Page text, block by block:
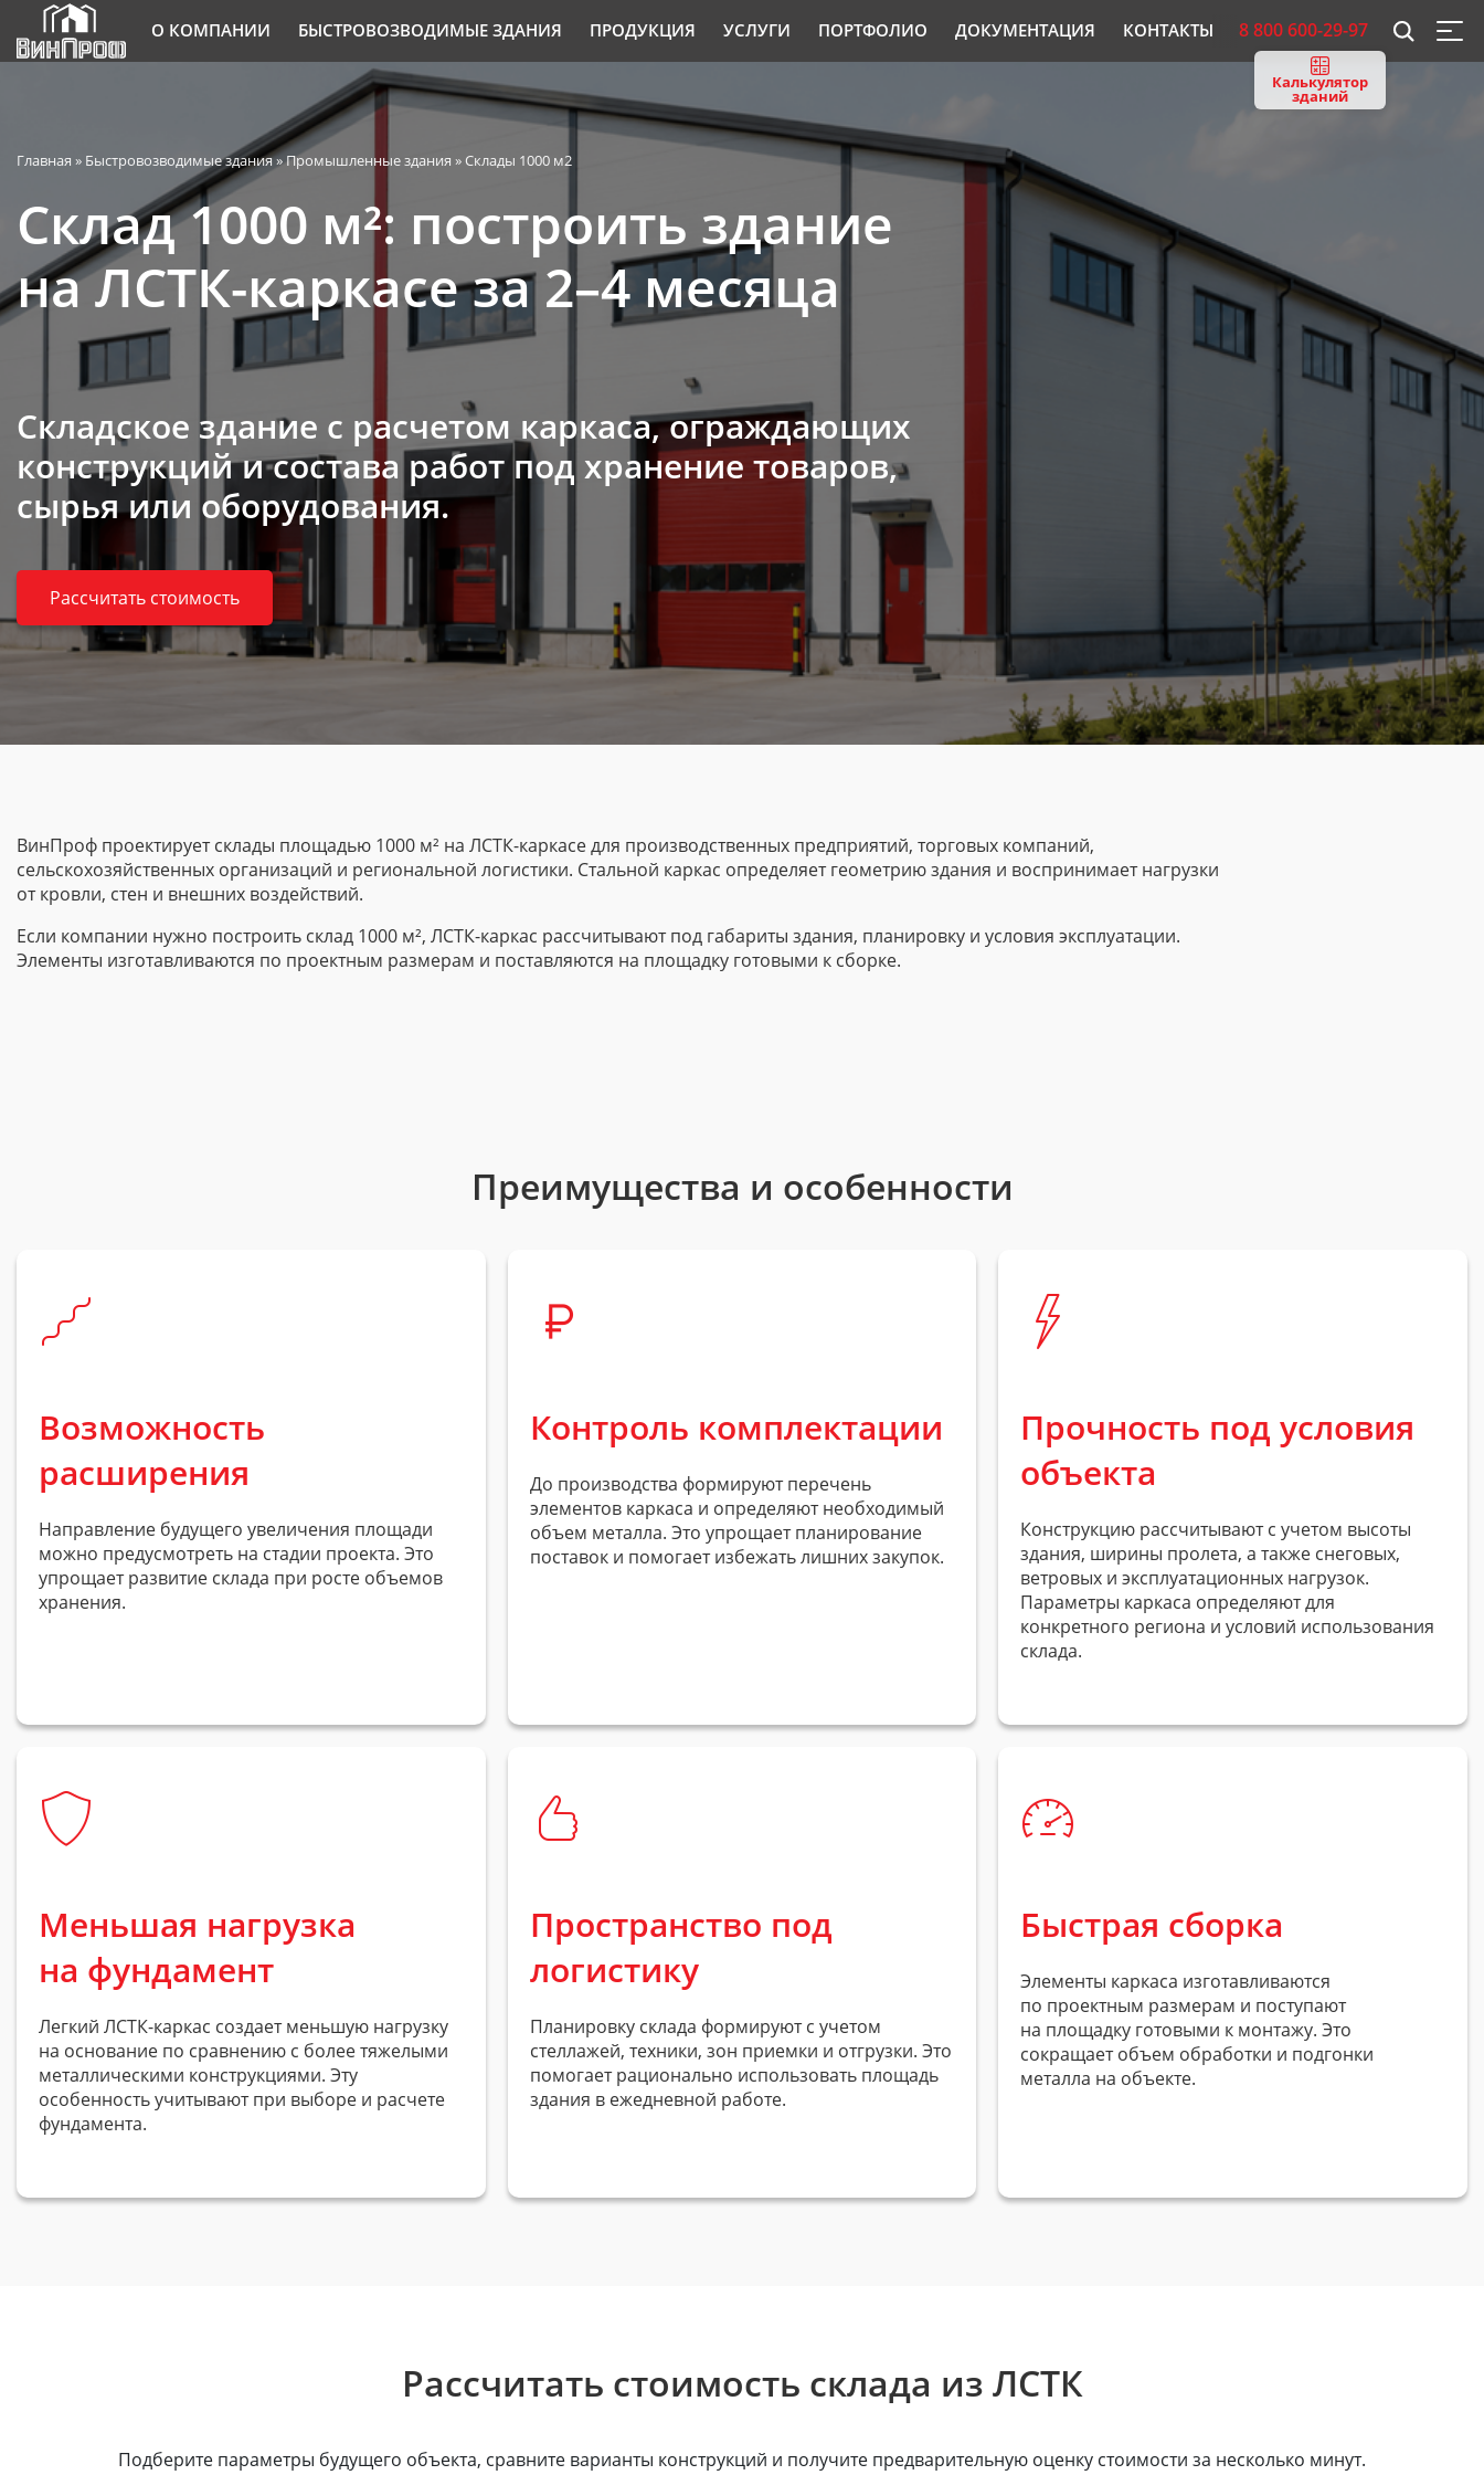
О КОМПАНИИ БЫСТРОВОЗВОДИМЫЕ ЗДАНИЯ ПРОДУКЦИЯ УСЛУГИ ПОРТФОЛИО ДОКУМЕНТАЦИЯ КОНТАКТЫ 8 800 600-29-97
Калькулятор
зданий
Главная » Быстровозводимые здания»Промышленные здания » Склады 1000 м2
Склад 1000 м²: построить здание
на ЛСТК-каркасе за 2–4 месяца
Складское здание с расчетом каркаса, ограждающих
конструкций и состава работ под хранение товаров,
сырья или оборудования.
Рассчитать стоимость
ВинПроф проектирует склады площадью 1000 м² на ЛСТК-каркаседля производственных предприятий, торговых компаний,
сельскохозяйственных организаций и региональной логистики. Стальной каркас определяет геометрию здания и воспринимает нагрузки
от кровли, стен и внешних воздействий.
Если компании нужно построить склад 1000 м², ЛСТК-каркас рассчитывают под габариты здания, планировку и условия эксплуатации.
Элементы изготавливаются по проектным размерам и поставляются на площадку готовыми к сборке.
Преимущества и особенности
Возможность
расширения
Направление будущего увеличения площади
можно предусмотреть на стадии проекта. Это
упрощает развитие склада при росте объемов
хранения.
Контроль комплектации
До производства формируют перечень
элементов каркаса и определяют необходимый
объем металла. Это упрощает планирование
поставок и помогает избежать лишних закупок.
Прочность под условия
объекта
Конструкцию рассчитывают с учетом высоты
здания, ширины пролета, а также снеговых,
ветровых и эксплуатационных нагрузок.
Параметры каркаса определяют для
конкретного региона и условий использования
склада.
Меньшая нагрузка
на фундамент
Легкий ЛСТК-каркас создает меньшую нагрузку
на основание по сравнению с более тяжелыми
металлическими конструкциями. Эту
особенность учитывают при выборе и расчете
фундамента.
Пространство под
логистику
Планировку склада формируют с учетом
стеллажей, техники, зон приемки и отгрузки. Это
помогает рационально использовать площадь
здания в ежедневной работе.
Быстрая сборка
Элементы каркаса изготавливаются
по проектным размерам и поступают
на площадку готовыми к монтажу. Это
сокращает объем обработки и подгонки
металла на объекте.
Рассчитать стоимость склада из ЛСТК
Подберите параметры будущего объекта, сравните варианты конструкций и получите предварительную оценку стоимости за несколько минут.